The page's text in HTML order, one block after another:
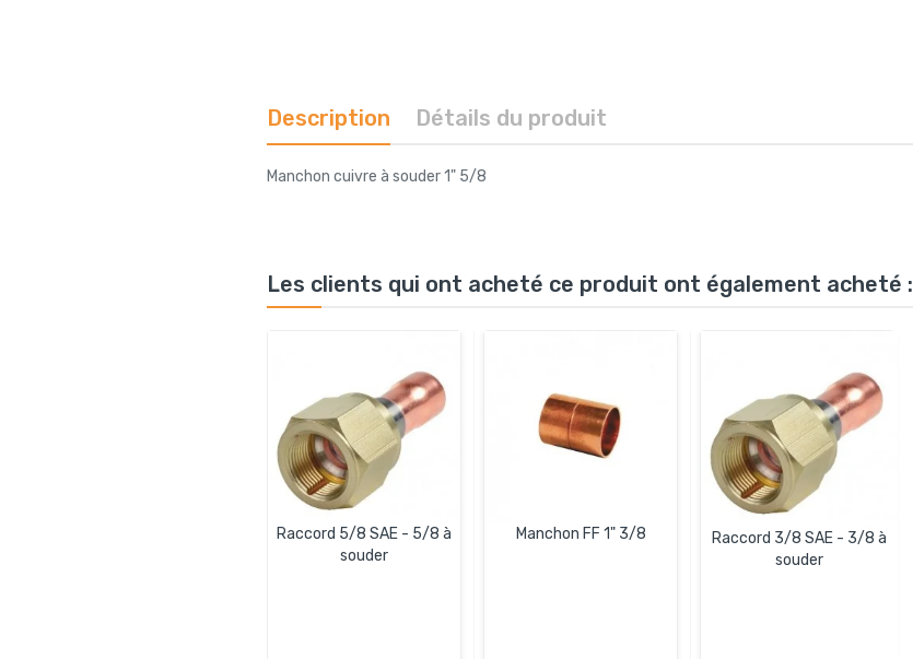
Description Détails du produit
Manchon cuivre à souder 1" 5/8
Les clients qui ont acheté ce produit ont également acheté :
Raccord 5/8 SAE - 5/8 à
souder
Manchon FF 1" 3/8
Raccord 3/8 SAE - 3/8 à
souder